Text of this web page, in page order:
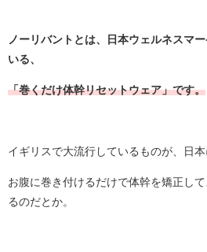
ノーリバントとは、日本ウェルネスマ
いる、
「巻くだけ体幹リセットウェア」です。
イギリスで大流行しているものが、日本
お腹に巻き付けるだけで体幹を矯正し
るのだとか。